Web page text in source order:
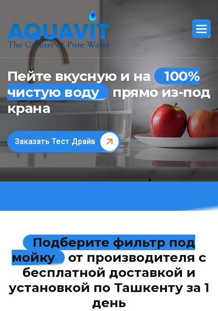
Пейте вкусную и на
100%
чистую воду прямо из-под
крана
Заказать Тест Драйв
Подберите фильтр под
мойку
от производителя с
бесплатной доставкой и
установкой по Ташкенту за 1
день